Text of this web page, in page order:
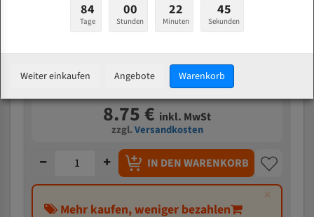
Stärken + Zahnteilung:
Verfügbarkeit:443 Stück auf Lager
8.75 € inkl. MwSt
zzgl.Versandkosten
IN DEN WARENKORB
×
Mehr kaufen, weniger bezahlen
Konvex Meterware
84
Tage
00
Stunden
22
Minuten
44
Sekunden
Weiter einkaufen Angebote Warenkorb